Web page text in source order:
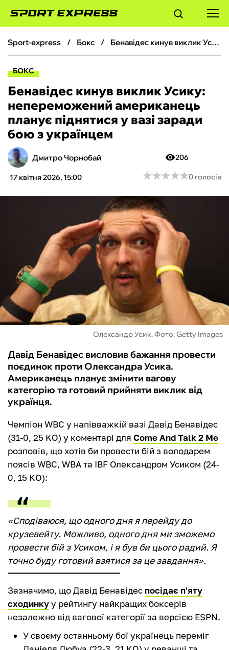
ФУТБОЛ
БОКС
ХОКЕЙ
ТЕНІС
КІБЕРСПОРТ
ФУТЗАЛ
ІНШІ
БУКМЕКЕРИ
sport-express бокс Бенавідес кинув виклик Усику: непереможений американець планує піднятися у вазі заради бою з українцем
БОКС
Бенавідес кинув виклик Усику:
непереможений американець
планує піднятися у вазі заради
бою з українцем
Дмитро Чорнобай
17 квітня 2026, 15:00
206
★★★★★
★★★★★0 голосів
Олександр Усик. Фото: Getty Images
Давід Бенавідес висловив бажання провести
поєдинок проти Олександра Усика.
Американець планує змінити вагову
категорію та готовий прийняти виклик від
українця.
Чемпіон WBC у напівважкій вазі Давід Бенавідес
(31-0, 25 KO) у коментарі для Come And Talk 2 Me
розповів, що хотів би провести бій з володарем
поясів WBC, WBA та IBF Олександром Усиком (24-
0, 15 КО):
«Cподіваюся, що одного дня я перейду до
крузевейту. Можливо, одного дня ми зможемо
провести бій з Усиком, і я був би цього радий. Я
точно буду готовий взятися за це завдання».
Зазначимо, що Давід Бенавідес посідає п'яту
сходинкуу рейтингу найкращих боксерів
незалежно від вагової категорії за версією ESPN.
У своєму останньому бої українець переміг